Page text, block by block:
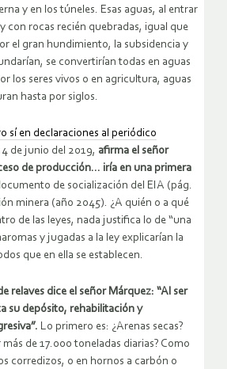
y en los túneles. Esas aguas, al entrar
con rocas recién quebradas, igual que
el gran hundimiento, la subsidencia y
se convertirían todas en aguas
los seres vivos o en agricultura, aguas
hasta por siglos.
sí en declaraciones al periódico
de junio del 2019, afirma el señor
de producción… iría en una primera
de socialización del EIA (pág.
minera (año 2045). ¿A quién o a qué
de las leyes, nada justifica lo de “una
y jugadas a la ley explicarían la
que en ella se establecen.
relaves dice el señor Márquez: “Al ser
su depósito, rehabilitación y
Lo primero es: ¿Arenas secas?
de 17.000 toneladas diarias? Como
corredizos, o en hornos a carbón o